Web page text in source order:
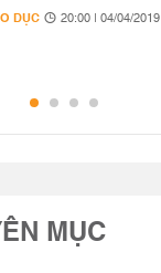
DỤC 20:00 | 04/04/2019
MỤC